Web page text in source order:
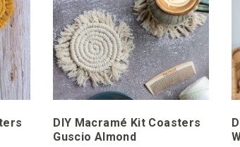
DIY Macramé Kit Coasters
Guscio Almond